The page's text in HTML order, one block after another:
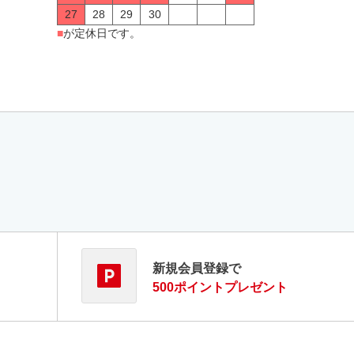
27 28 29
30
■が定休日です。
新規会員登録で
500ポイントプレゼント